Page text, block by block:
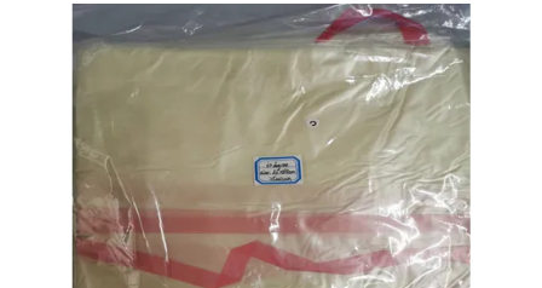
साइटमैप
PRIVACY
POLICY